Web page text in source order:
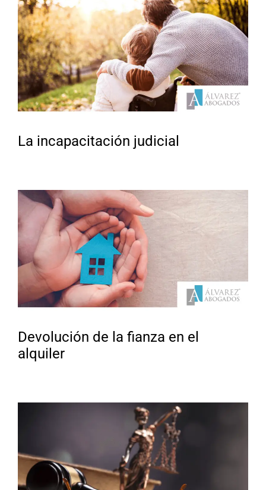
La incapacitación judicial
Devolución de la fianza en el
alquiler